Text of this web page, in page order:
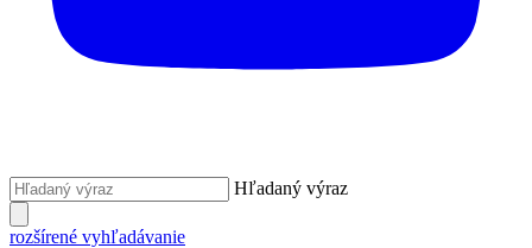
Hľadaný výraz
rozšírené vyhľadávanie